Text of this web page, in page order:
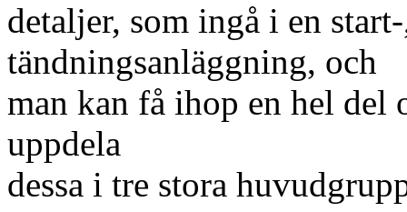
detaljer, som ingå i en
tändningsanläggning, och
man kan få ihop en hel del
uppdela
dessa i tre stora